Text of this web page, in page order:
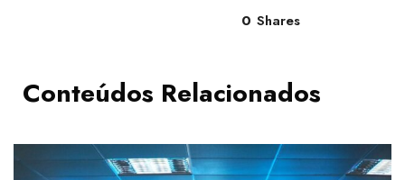
0 Shares
Conteúdos Relacionados